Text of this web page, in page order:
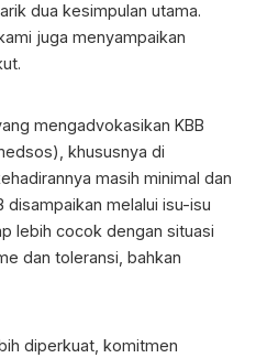
dua kesimpulan utama.
juga menyampaikan
mengadvokasikan KBB
khususnya di
masih minimal dan
disampaikan melalui isu-isu
lebih cocok dengan situasi
dan toleransi, bahkan
diperkuat, komitmen